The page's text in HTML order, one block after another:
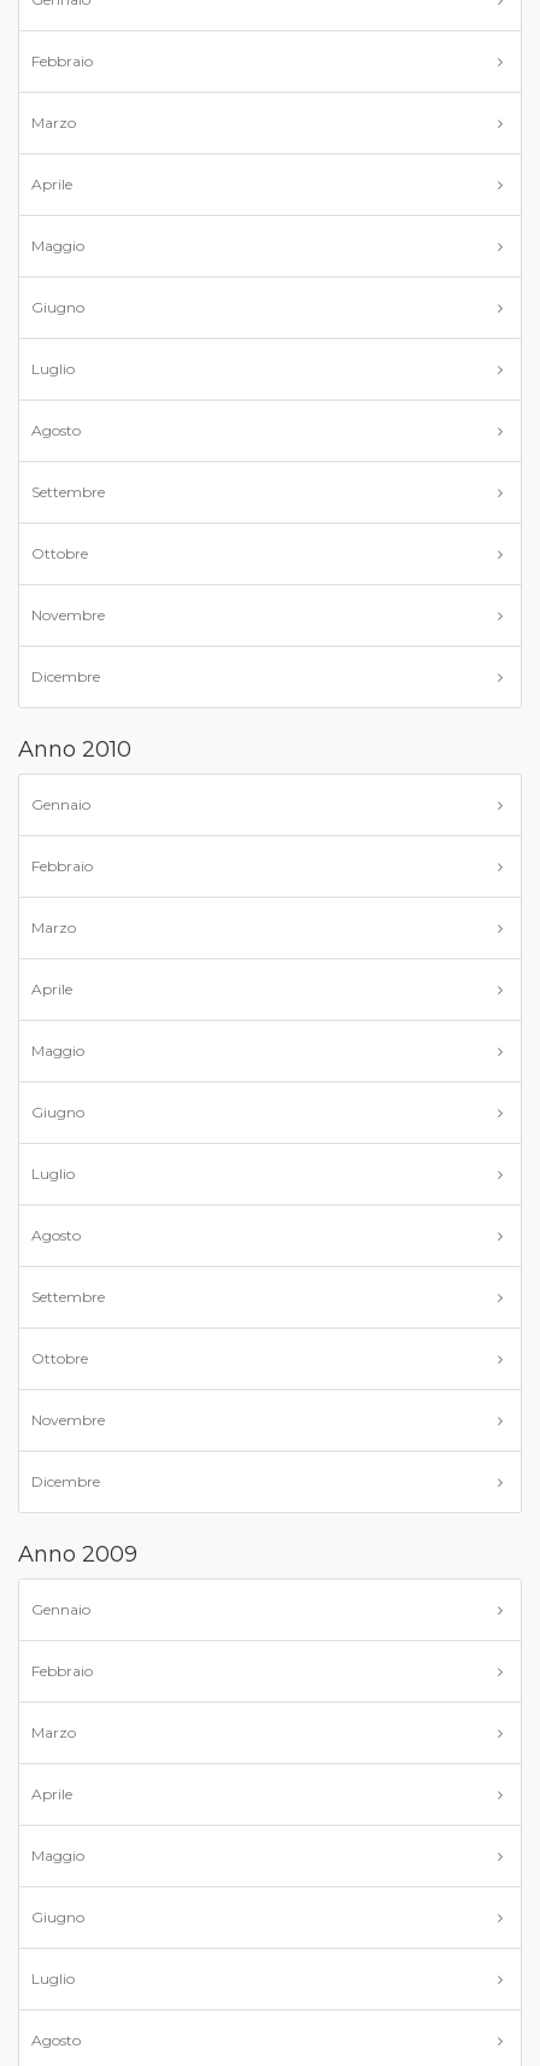
Febbraio
Marzo
Aprile
Maggio
Giugno
Luglio
Agosto
Settembre
Ottobre
Novembre
Dicembre
Anno 2010
Gennaio
Febbraio
Marzo
Aprile
Maggio
Giugno
Luglio
Agosto
Settembre
Ottobre
Novembre
Dicembre
Anno 2009
Gennaio
Febbraio
Marzo
Aprile
Maggio
Giugno
Luglio
Agosto